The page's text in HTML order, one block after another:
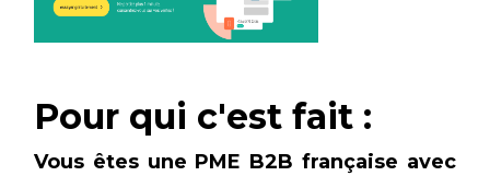
Pour qui c'est fait :
Vous êtes une PME B2B française avec